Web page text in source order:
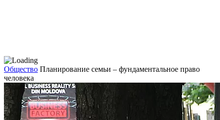
Общество Планирование семьи – фундаментальное право
человека